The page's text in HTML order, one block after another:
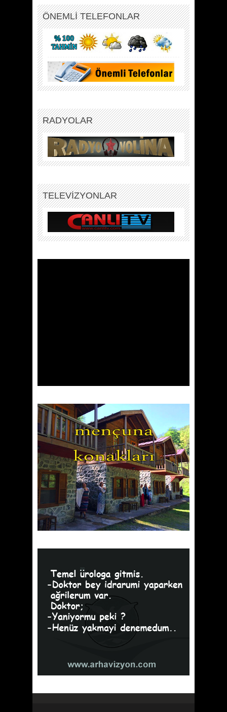
ÖNEMLİ TELEFONLAR
RADYOLAR
TELEVİZYONLAR